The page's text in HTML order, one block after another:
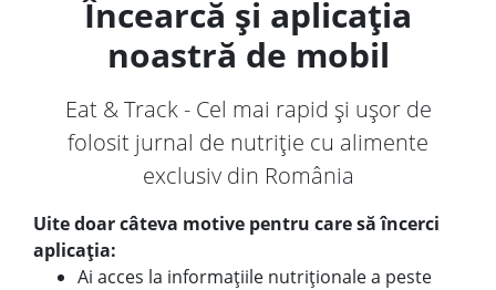
Încearcă și aplicația
noastră de mobil
Eat & Track - Cel mai rapid și ușor de
folosit jurnal de nutriție cu alimente
exclusiv din România
Uite doar câteva motive pentru care să încerci
aplicația:
Ai acces la informațiile nutriționale a peste